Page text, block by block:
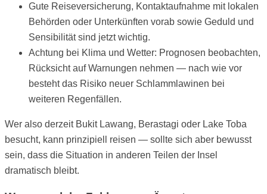
Gute Reiseversicherung, Kontaktaufnahme mit lokalen
Behörden oder Unterkünften vorab sowie Geduld und
Sensibilität sind jetzt wichtig.
Achtung bei Klima und Wetter: Prognosen beobachten,
Rücksicht auf Warnungen nehmen — nach wie vor
besteht das Risiko neuer Schlammlawinen bei
weiteren Regenfällen.
Wer also derzeit Bukit Lawang, Berastagi oder Lake Toba
besucht, kann prinzipiell reisen — sollte sich aber bewusst
sein, dass die Situation in anderen Teilen der Insel
dramatisch bleibt.